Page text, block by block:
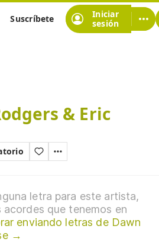
Iniciar
sesión
Suscríbete
& Eric
letra para este artista,
acordes que tenemos en
enviando letras de Dawn
→